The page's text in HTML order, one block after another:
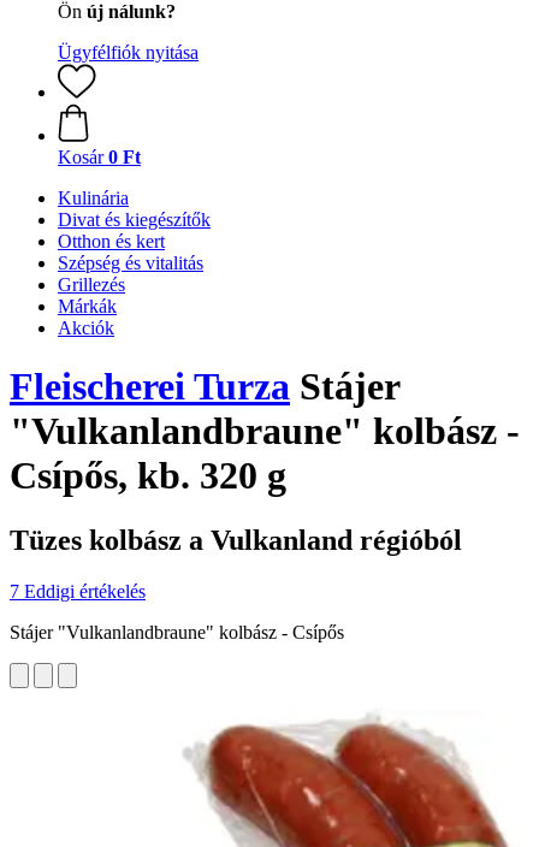
Ön új nálunk?
Ügyfélfiók nyitása
Kosár 0 Ft
Kulinária
Divat és kiegészítők
Otthon és kert
Szépség és vitalitás
Grillezés
Márkák
Akciók
Fleischerei Turza Stájer
"Vulkanlandbraune" kolbász -
Csípős, kb. 320 g
Tüzes kolbász a Vulkanland régióból
7 Eddigi értékelés
Stájer "Vulkanlandbraune" kolbász - Csípős